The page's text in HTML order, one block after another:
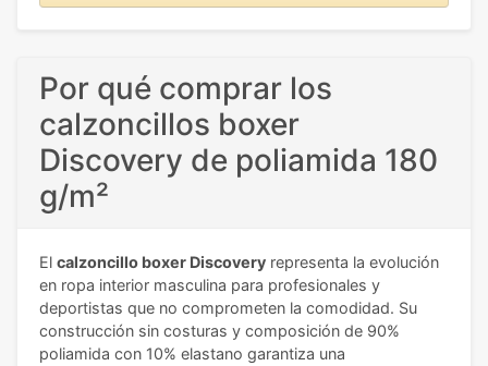
Por qué comprar los
calzoncillos boxer
Discovery de poliamida 180
g/m²
El calzoncillo boxer Discovery representa la evolución
en ropa interior masculina para profesionales y
deportistas que no comprometen la comodidad. Su
construcción sin costuras y composición de 90%
poliamida con 10% elastano garantiza una